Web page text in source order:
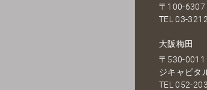
〒100-
TEL03-
大阪梅田
〒530-0011
ジキャピタ
TEL052-